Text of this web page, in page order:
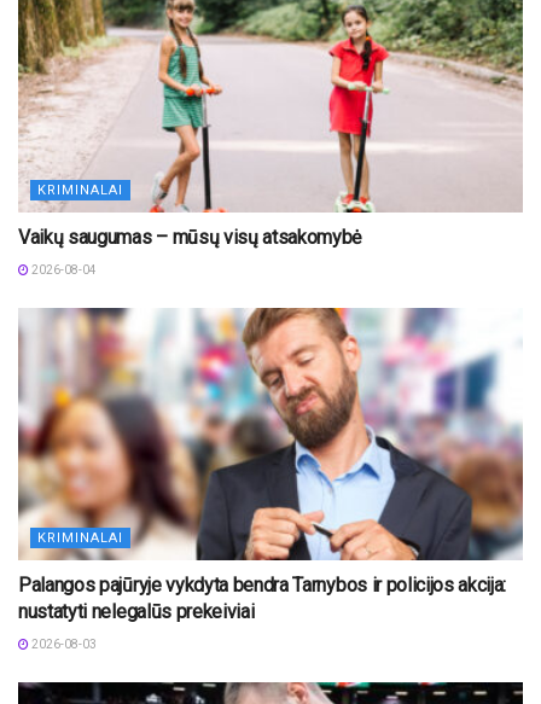
KRIMINALAI
Vaikų saugumas – mūsų visų atsakomybė
2026-08-04
KRIMINALAI
Palangos pajūryje vykdyta bendra Tarnybos ir policijos akcija:
nustatyti nelegalūs prekeiviai
2026-08-03